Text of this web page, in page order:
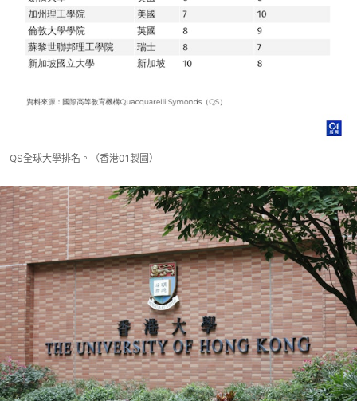
QS全球大學排名。（香港01製圖）